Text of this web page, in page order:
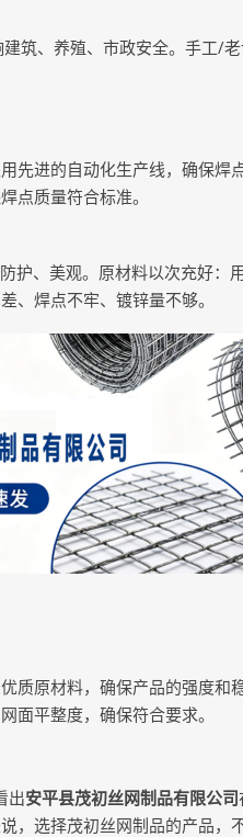
筑、养殖、市政安全。手工/
先进的自动化生产线，确保焊
点质量符合标准。
护、美观。原材料以次充好：
、焊点不牢、镀锌量不够。
质原材料，确保产品的强度和
面平整度，确保符合要求。
出安平县茂初丝网制品有限公司
，选择茂初丝网制品的产品，